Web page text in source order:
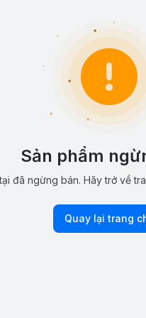
Sản phẩm
đã ngừng bán. Hãy trở về
Quay lại trang